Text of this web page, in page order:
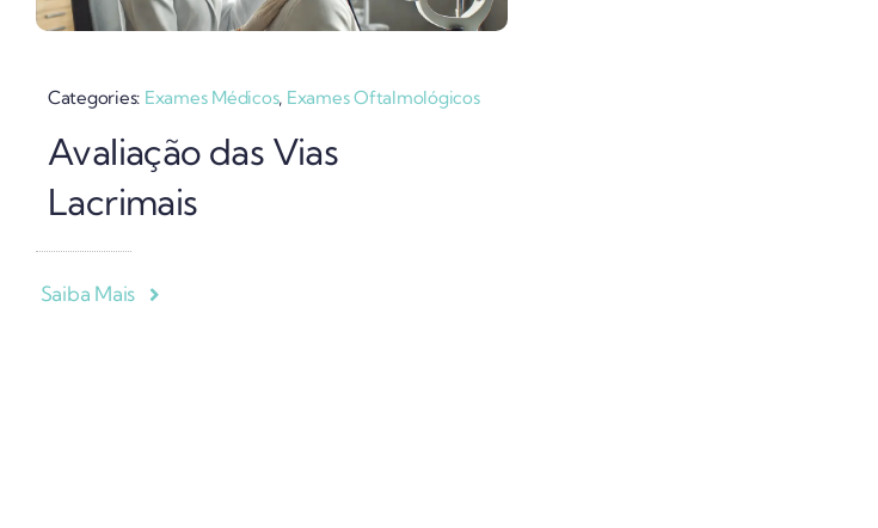
Categories: Exames Médicos, Exames Oftalmológicos
Avaliação das Vias
Lacrimais
Saiba Mais